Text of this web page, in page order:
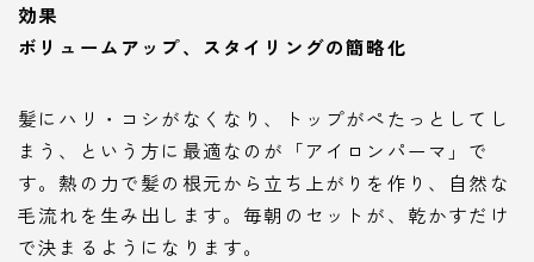
効果
ボリュームアップ、スタイリングの簡略化
髪にハリ・コシがなくなり、トップがぺたっとしてし
まう、という方に最適なのが「アイロンパーマ」で
す。熱の力で髪の根元から立ち上がりを作り、自然な
毛流れを生み出します。毎朝のセットが、乾かすだけ
で決まるようになります。